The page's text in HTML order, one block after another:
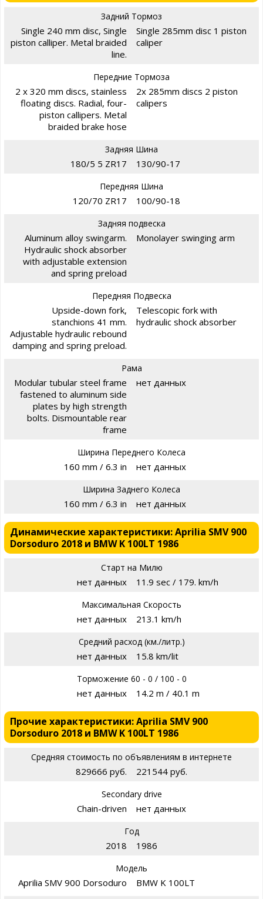
Задний Тормоз
Single 240 mm disc, Single
piston calliper. Metal braided
line.
Single 285mm disc 1 piston
caliper
Передние Тормоза
2 x 320 mm discs, stainless
floating discs. Radial, four-
piston callipers. Metal
braided brake hose
2x 285mm discs 2 piston
calipers
Задняя Шина
180/5 5 ZR17 130/90-17
Передняя Шина
120/70 ZR17 100/90-18
Задняя подвеска
Aluminum alloy swingarm.
Hydraulic shock absorber
with adjustable extension
and spring preload
Monolayer swinging arm
Передняя Подвеска
Upside-down fork,
stanchions 41 mm.
Adjustable hydraulic rebound
damping and spring preload.
Telescopic fork with
hydraulic shock absorber
Рама
Modular tubular steel frame
fastened to aluminum side
plates by high strength
bolts. Dismountable rear
frame
нет данных
Ширина Переднего Колеса
160 mm / 6.3 in нет данных
Ширина Заднего Колеса
160 mm / 6.3 in нет данных
Динамические характеристики: Aprilia SMV 900
Dorsoduro 2018 и BMW K 100LT 1986
Старт на Милю
нет данных 11.9 sec / 179. km/h
Максимальная Скорость
нет данных 213.1 km/h
Средний расход (км./литр.)
нет данных 15.8 km/lit
Торможение 60 - 0 / 100 - 0
нет данных 14.2 m / 40.1 m
Прочие характеристики: Aprilia SMV 900
Dorsoduro 2018 и BMW K 100LT 1986
Средняя стоимость по объявлениям в интернете
829666 руб. 221544 руб.
Secondary drive
Chain-driven нет данных
Год
2018 1986
Модель
Aprilia SMV 900 Dorsoduro BMW K 100LT